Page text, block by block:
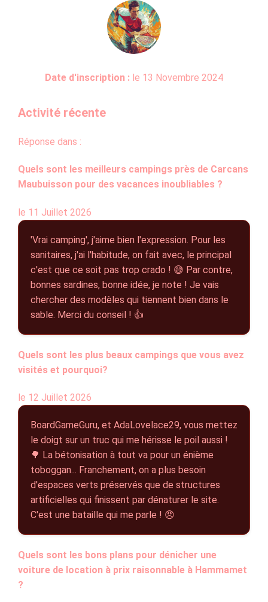
Date d'inscription : le 13 Novembre 2024
Activité récente
Réponse dans :
Quels sont les meilleurs campings près de Carcans
Maubuisson pour des vacances inoubliables ?
le 11 Juillet 2026
'Vrai camping', j'aime bien l'expression. Pour les
sanitaires, j'ai l'habitude, on fait avec, le principal
c'est que ce soit pas trop crado ! 😅 Par contre,
bonnes sardines, bonne idée, je note ! Je vais
chercher des modèles qui tiennent bien dans le
sable. Merci du conseil ! 👍
Quels sont les plus beaux campings que vous avez
visités et pourquoi?
le 12 Juillet 2026
BoardGameGuru, et AdaLovelace29, vous mettez
le doigt sur un truc qui me hérisse le poil aussi !
🌳 La bétonisation à tout va pour un énième
toboggan... Franchement, on a plus besoin
d'espaces verts préservés que de structures
artificielles qui finissent par dénaturer le site.
C'est une bataille qui me parle ! 😠
Quels sont les bons plans pour dénicher une
voiture de location à prix raisonnable à Hammamet
?